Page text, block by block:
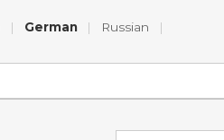
| German | Russian
|